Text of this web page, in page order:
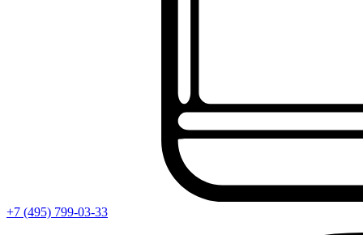
+7 (495) 799-03-33